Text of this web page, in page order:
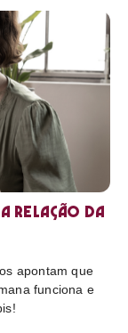
relação da
apontam que
funciona e